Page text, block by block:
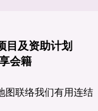
目及资助计划
会籍
图联络我们有用连结